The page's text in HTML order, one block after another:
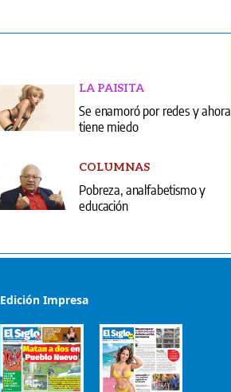
LA PAISITA
Se enamoró por redes y ahora
tiene miedo
COLUMNAS
Pobreza, analfabetismo y
educación
Edición Impresa